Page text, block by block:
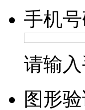
手机号
请输
图形验